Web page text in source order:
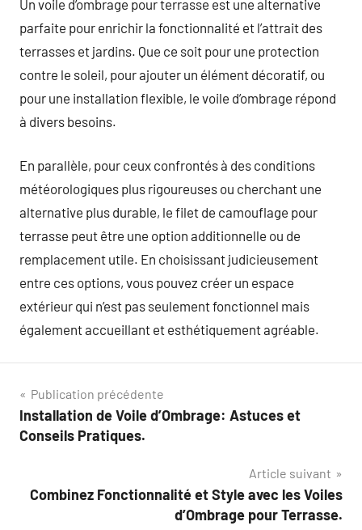
Un voile d’ombrage pour terrasse est une alternative
parfaite pour enrichir la fonctionnalité et l’attrait des
terrasses et jardins. Que ce soit pour une protection
contre le soleil, pour ajouter un élément décoratif, ou
pour une installation flexible, le voile d’ombrage répond
à divers besoins.
En parallèle, pour ceux confrontés à des conditions
météorologiques plus rigoureuses ou cherchant une
alternative plus durable, le filet de camouflage pour
terrasse peut être une option additionnelle ou de
remplacement utile. En choisissant judicieusement
entre ces options, vous pouvez créer un espace
extérieur qui n’est pas seulement fonctionnel mais
également accueillant et esthétiquement agréable.
Navigation
de
Publication précédente
Installation de Voile d’Ombrage: Astuces et
Conseils Pratiques.
Article suivant
Combinez Fonctionnalité et Style avec les Voiles
d’Ombrage pour Terrasse.